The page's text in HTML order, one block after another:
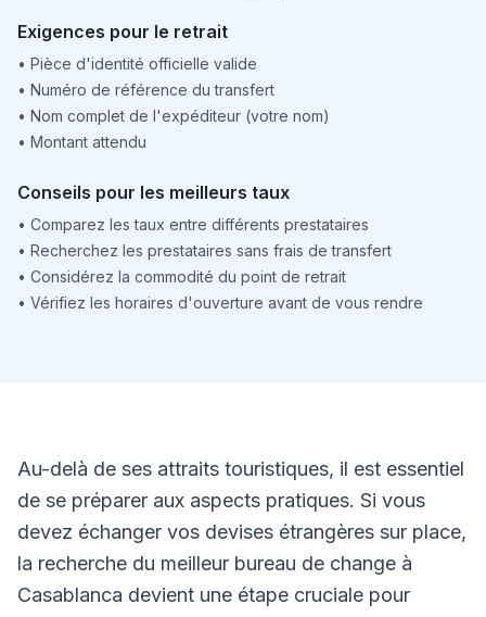
Exigences pour le retrait
• Pièce d'identité officielle valide
• Numéro de référence du transfert
• Nom complet de l'expéditeur (votre nom)
• Montant attendu
Conseils pour les meilleurs taux
• Comparez les taux entre différents prestataires
• Recherchez les prestataires sans frais de transfert
• Considérez la commodité du point de retrait
• Vérifiez les horaires d'ouverture avant de vous rendre
Au-delà de ses attraits touristiques, il est essentiel
de se préparer aux aspects pratiques. Si vous
devez échanger vos devises étrangères sur place,
la recherche du meilleur bureau de change à
Casablanca devient une étape cruciale pour